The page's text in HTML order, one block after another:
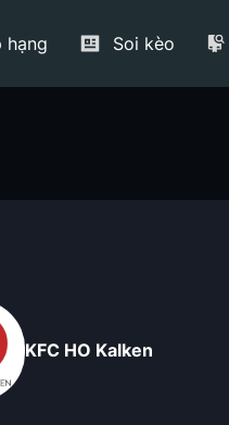
hạng Soi kèo
KFC HO Kalken